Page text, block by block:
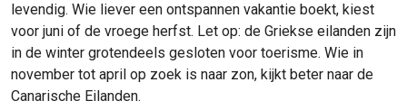
levendig. Wie liever een ontspannen vakantie boekt, kiest
voor juni of de vroege herfst. Let op: de Griekse eilanden zijn
in de winter grotendeels gesloten voor toerisme. Wie in
november tot april op zoek is naar zon, kijkt beter naar de
Canarische Eilanden.